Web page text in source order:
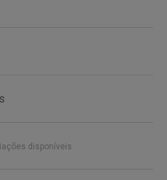
disponíveis